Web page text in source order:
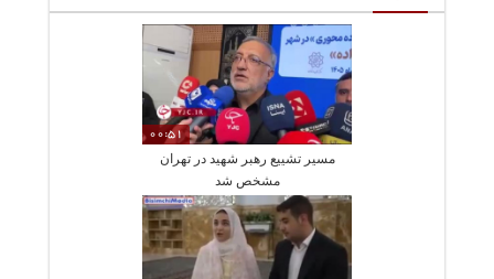
00:51
مسیر تشییع رهبر شهید در تهران
مشخص شد